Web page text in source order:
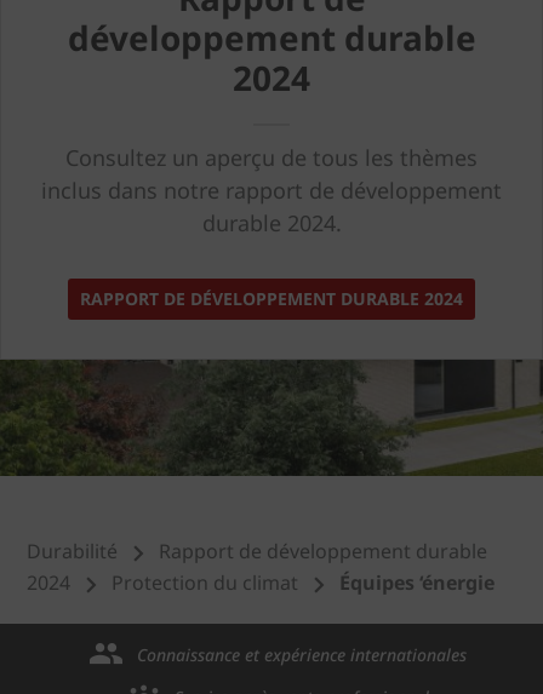
développement durable
2024
Consultez un aperçu de tous les thèmes
inclus dans notre rapport de développement
durable 2024.
RAPPORT DE DÉVELOPPEMENT DURABLE 2024
Durabilité
Rapport de développement durable
2024
Protection du climat Équipes ‘énergie
Connaissance et expérience internationales